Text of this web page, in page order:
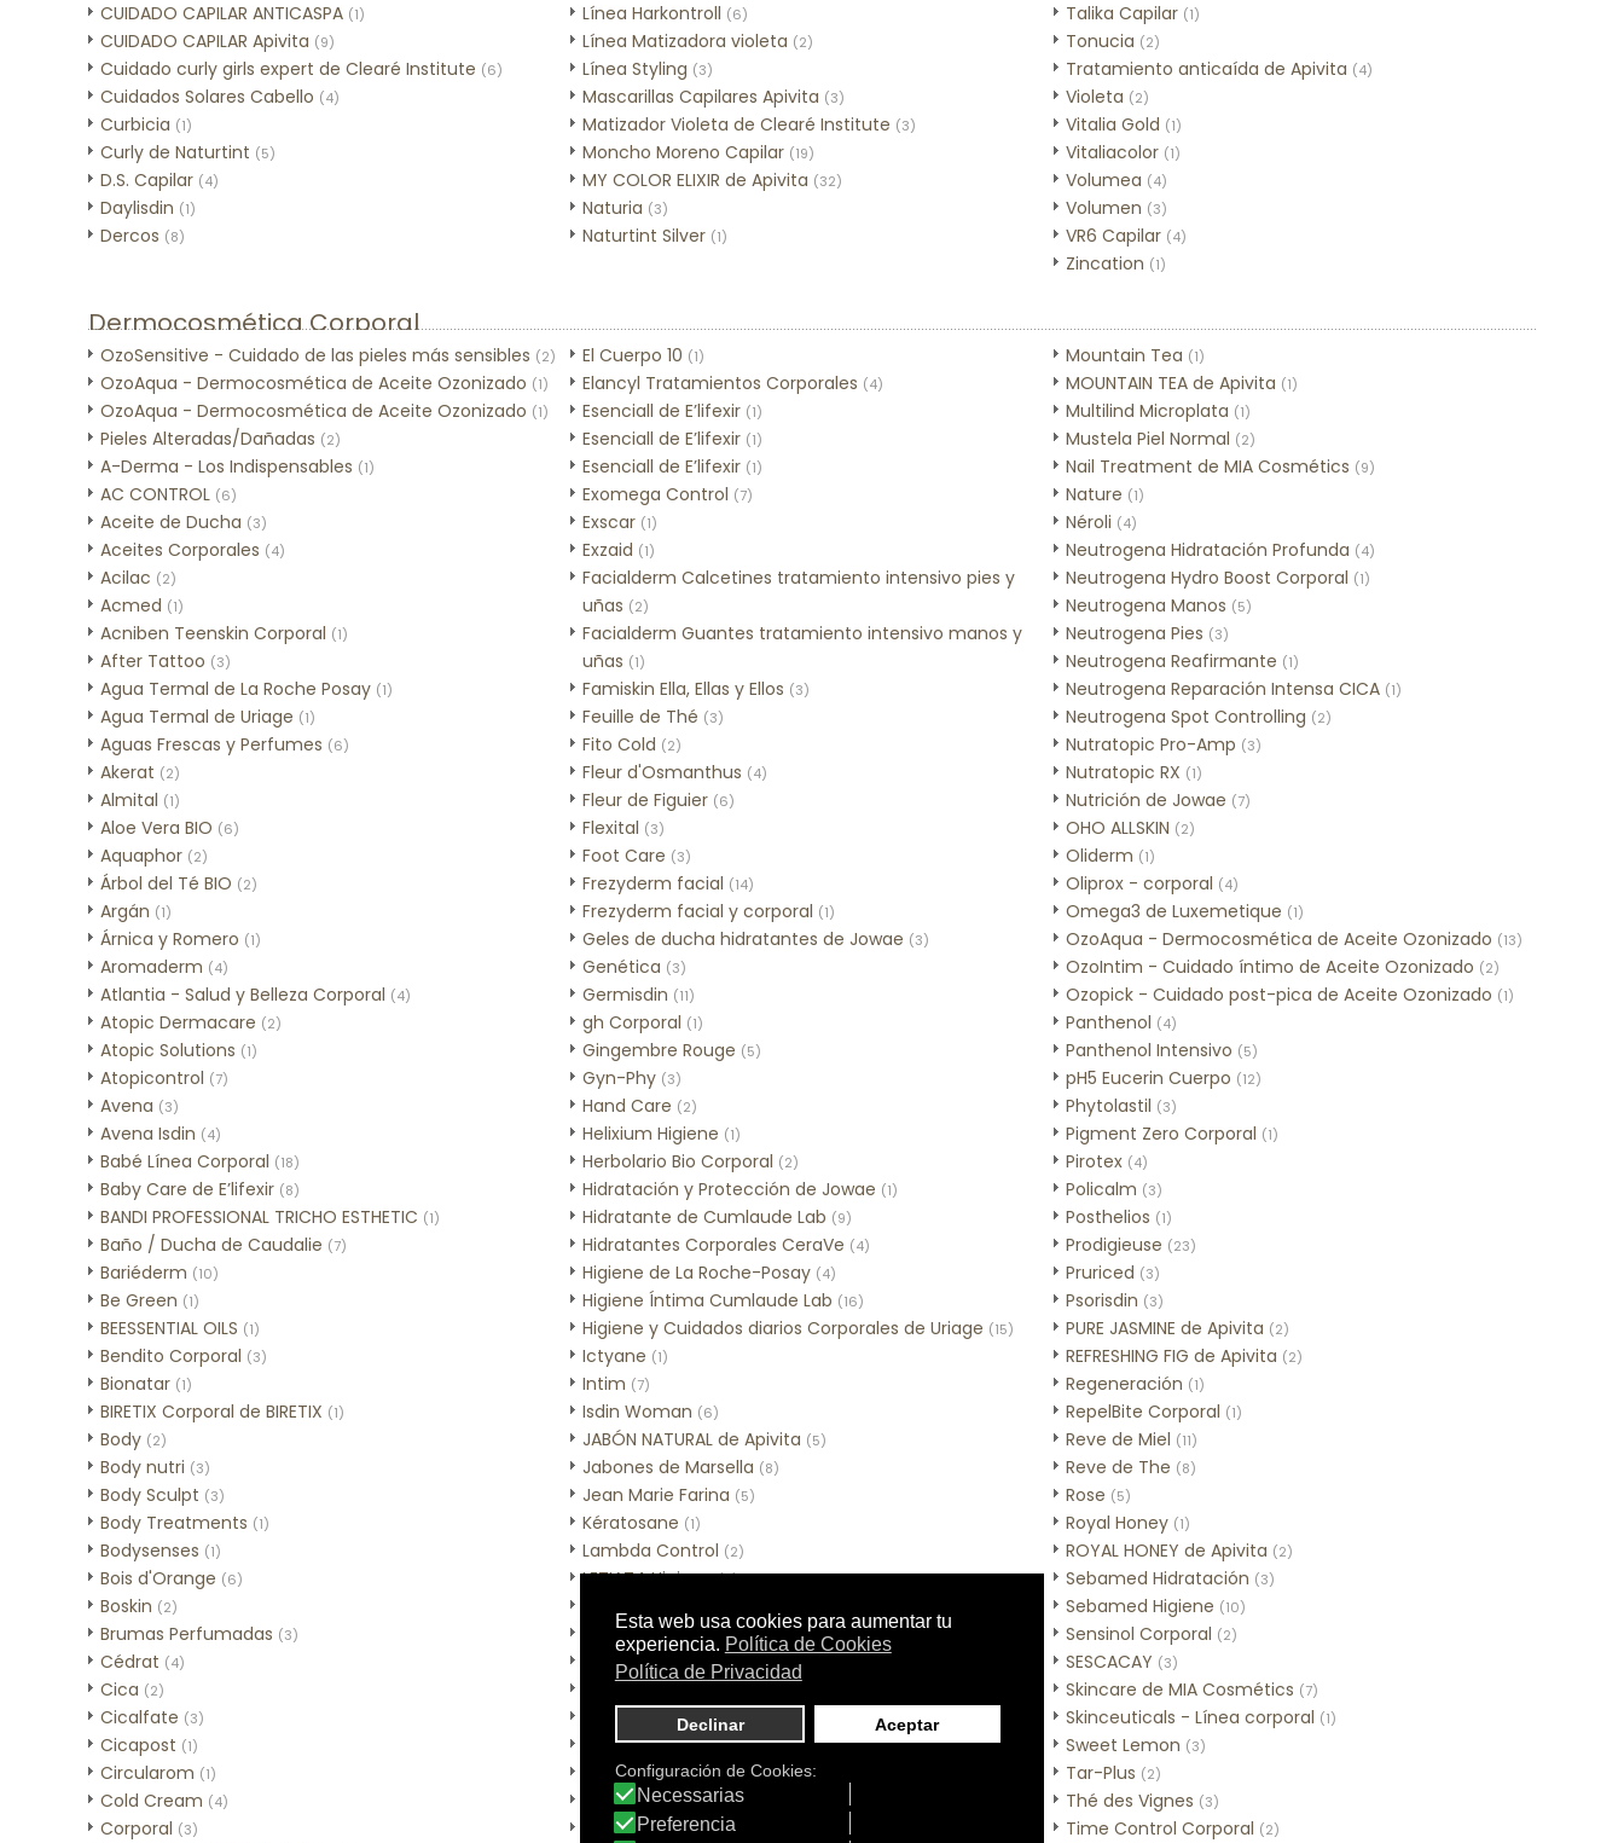
CUIDADO CAPILAR ANTICASPA (1)
CUIDADO CAPILAR Apivita (9)
Cuidado curly girls expert de Clearé Institute (6)
Cuidados Solares Cabello (4)
Curbicia (1)
Curly de Naturtint (5)
D.S. Capilar (4)
Daylisdin (1)
Dercos (8)
Línea Harkontroll (6)
Línea Matizadora violeta (2)
Línea Styling (3)
Mascarillas Capilares Apivita (3)
Matizador Violeta de Clearé Institute (3)
Moncho Moreno Capilar (19)
MY COLOR ELIXIR de Apivita (32)
Naturia (3)
Naturtint Silver (1)
Talika Capilar (1)
Tonucia (2)
Tratamiento anticaída de Apivita (4)
Violeta (2)
Vitalia Gold (1)
Vitaliacolor (1)
Volumea (4)
Volumen (3)
VR6 Capilar (4)
Zincation (1)
Dermocosmética Corporal
OzoSensitive - Cuidado de las pieles más sensibles (2)
OzoAqua - Dermocosmética de Aceite Ozonizado (1)
OzoAqua - Dermocosmética de Aceite Ozonizado (1)
Pieles Alteradas/Dañadas (2)
A-Derma - Los Indispensables (1)
AC CONTROL (6)
Aceite de Ducha (3)
Aceites Corporales (4)
Acilac (2)
Acmed (1)
Acniben Teenskin Corporal (1)
After Tattoo (3)
Agua Termal de La Roche Posay (1)
Agua Termal de Uriage (1)
Aguas Frescas y Perfumes (6)
Akerat (2)
Almital (1)
Aloe Vera BIO (6)
Aquaphor (2)
Árbol del Té BIO (2)
Argán (1)
Árnica y Romero (1)
Aromaderm (4)
Atlantia - Salud y Belleza Corporal (4)
Atopic Dermacare (2)
Atopic Solutions (1)
Atopicontrol (7)
Avena (3)
Avena Isdin (4)
Babé Línea Corporal (18)
Baby Care de E’lifexir (8)
BANDI PROFESSIONAL TRICHO ESTHETIC (1)
Baño / Ducha de Caudalie (7)
Bariéderm (10)
Be Green (1)
BEESSENTIAL OILS (1)
Bendito Corporal (3)
Bionatar (1)
BIRETIX Corporal de BIRETIX (1)
Body (2)
Body nutri (3)
Body Sculpt (3)
Body Treatments (1)
Bodysenses (1)
Bois d'Orange (6)
Boskin (2)
Brumas Perfumadas (3)
Cédrat (4)
Cica (2)
Cicalfate (3)
Cicapost (1)
Circularom (1)
Cold Cream (4)
Corporal (3)
El Cuerpo 10 (1)
Elancyl Tratamientos Corporales (4)
Esenciall de E’lifexir (1)
Esenciall de E’lifexir (1)
Esenciall de E’lifexir (1)
Exomega Control (7)
Exscar (1)
Exzaid (1)
Facialderm Calcetines tratamiento intensivo pies y
uñas (2)
Facialderm Guantes tratamiento intensivo manos y
uñas (1)
Famiskin Ella, Ellas y Ellos (3)
Feuille de Thé (3)
Fito Cold (2)
Fleur d'Osmanthus (4)
Fleur de Figuier (6)
Flexital (3)
Foot Care (3)
Frezyderm facial (14)
Frezyderm facial y corporal (1)
Geles de ducha hidratantes de Jowae (3)
Genética (3)
Germisdin (11)
gh Corporal (1)
Gingembre Rouge (5)
Gyn-Phy (3)
Hand Care (2)
Helixium Higiene (1)
Herbolario Bio Corporal (2)
Hidratación y Protección de Jowae (1)
Hidratante de Cumlaude Lab (9)
Hidratantes Corporales CeraVe (4)
Higiene de La Roche-Posay (4)
Higiene Íntima Cumlaude Lab (16)
Higiene y Cuidados diarios Corporales de Uriage (15)
Ictyane (1)
Intim (7)
Isdin Woman (6)
JABÓN NATURAL de Apivita (5)
Jabones de Marsella (8)
Jean Marie Farina (5)
Kératosane (1)
Lambda Control (2)
LETIAT4 Higiene (3)
LETIbalm Corporal (2)
LETIfem adulto (4)
Lierac Homme (5)
Linea Avental (1)
Línea Bio Oil (2)
Linea Codigel (1)
Línea corporal Ecoceutics
Mountain Tea (1)
MOUNTAIN TEA de Apivita (1)
Multilind Microplata (1)
Mustela Piel Normal (2)
Nail Treatment de MIA Cosmétics (9)
Nature (1)
Néroli (4)
Neutrogena Hidratación Profunda (4)
Neutrogena Hydro Boost Corporal (1)
Neutrogena Manos (5)
Neutrogena Pies (3)
Neutrogena Reafirmante (1)
Neutrogena Reparación Intensa CICA (1)
Neutrogena Spot Controlling (2)
Nutratopic Pro-Amp (3)
Nutratopic RX (1)
Nutrición de Jowae (7)
OHO ALLSKIN (2)
Oliderm (1)
Oliprox - corporal (4)
Omega3 de Luxemetique (1)
OzoAqua - Dermocosmética de Aceite Ozonizado (13)
OzoIntim - Cuidado íntimo de Aceite Ozonizado (2)
Ozopick - Cuidado post-pica de Aceite Ozonizado (1)
Panthenol (4)
Panthenol Intensivo (5)
pH5 Eucerin Cuerpo (12)
Phytolastil (3)
Pigment Zero Corporal (1)
Pirotex (4)
Policalm (3)
Posthelios (1)
Prodigieuse (23)
Pruriced (3)
Psorisdin (3)
PURE JASMINE de Apivita (2)
REFRESHING FIG de Apivita (2)
Regeneración (1)
RepelBite Corporal (1)
Reve de Miel (11)
Reve de The (8)
Rose (5)
Royal Honey (1)
ROYAL HONEY de Apivita (2)
Sebamed Hidratación (3)
Sebamed Higiene (10)
Sensinol Corporal (2)
SESCACAY (3)
Skincare de MIA Cosmétics (7)
Skinceuticals - Línea corporal (1)
Sweet Lemon (3)
Tar-Plus (2)
Thé des Vignes (3)
Time Control Corporal (2)